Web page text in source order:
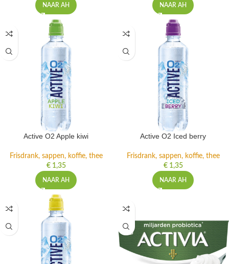
NAAR AH NAAR AH
Active O2 Apple kiwi
Frisdrank, sappen, koffie, thee
€1,35
NAAR AH
Active O2 Iced berry
Frisdrank, sappen, koffie, thee
€1,35
NAAR AH